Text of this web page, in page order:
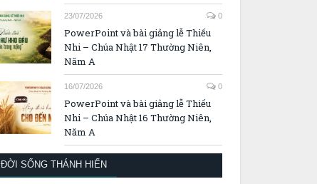
23/07/2026 0
PowerPoint và bài giảng lễ Thiếu
Nhi – Chúa Nhật 17 Thường Niên,
Năm A
16/07/2026 0
PowerPoint và bài giảng lễ Thiếu
Nhi – Chúa Nhật 16 Thường Niên,
Năm A
ĐỜI SỐNG THÁNH HIẾN